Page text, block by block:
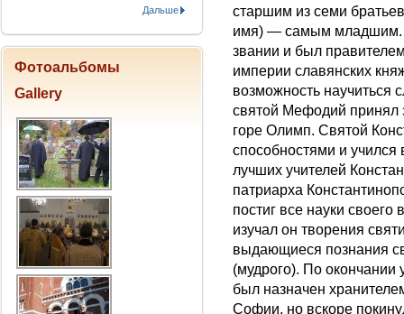
старшим из семи
имя) — самым младшим.
звании и был
империи славянских
возможность научиться
святой Мефодий принял
горе Олимп. Святой
способностями и
лучших учителей
патриарха
постиг все науки
изучал он творения
выдающиеся познания
(мудрого). По окончании
был назначен
Софии, но вскоре
Дальше
Фотоальбомы
Gallery